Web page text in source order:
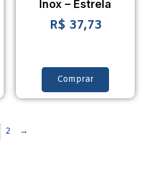
Inox – Estrela
R$ 37,73
Comprar
2 →